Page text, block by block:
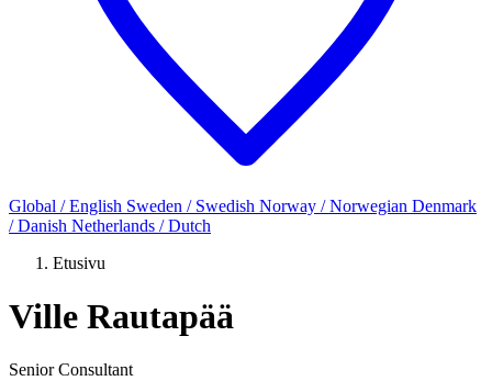
Global / English Sweden / Swedish Norway / Norwegian Denmark
/ Danish Netherlands / Dutch
Etusivu
Ville Rautapää
Senior Consultant